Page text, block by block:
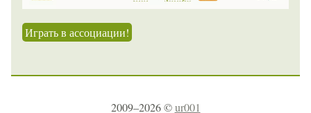
Играть в ассоциации!
2009–2026 ©ur001